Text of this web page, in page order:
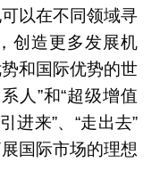
以在不同领域寻
创造更多发展机
和国际优势的世
人”和“超级增值
进来”、“走出去”
国际市场的理想